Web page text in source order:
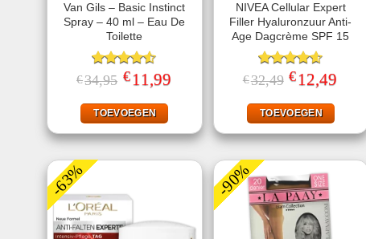
Van Gils – Basic Instinct
Spray – 40 ml – Eau De
Toilette
Gewaardeerd
4.50uit 5
€34,95 Oorspronkelijke
prijs
€34,95.
€ 11,99Huidige
TOEVOEGEN
NIVEA Cellular Expert
Filler Hyaluronzuur Anti-
Age Dagcrème SPF 15
Gewaardeerd
4.60uit 5
€32,49 Oorspronkelijke
prijs
€32,49.
€ 12,49
TOEVOEGEN
-63% -90%